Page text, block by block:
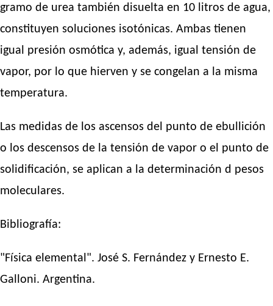
gramo de urea también disuelta en 10 litros de agua,
constituyen soluciones isotónicas. Ambas tienen
igual presión osmótica y, además, igual tensión de
vapor, por lo que hierven y se congelan a la misma
temperatura.
Las medidas de los ascensos del punto de ebullición
o los descensos de la tensión de vapor o el punto de
solidificación, se aplican a la determinación d pesos
moleculares.
Bibliografía:
"Física elemental". José S. Fernández y Ernesto E.
Galloni. Argentina.